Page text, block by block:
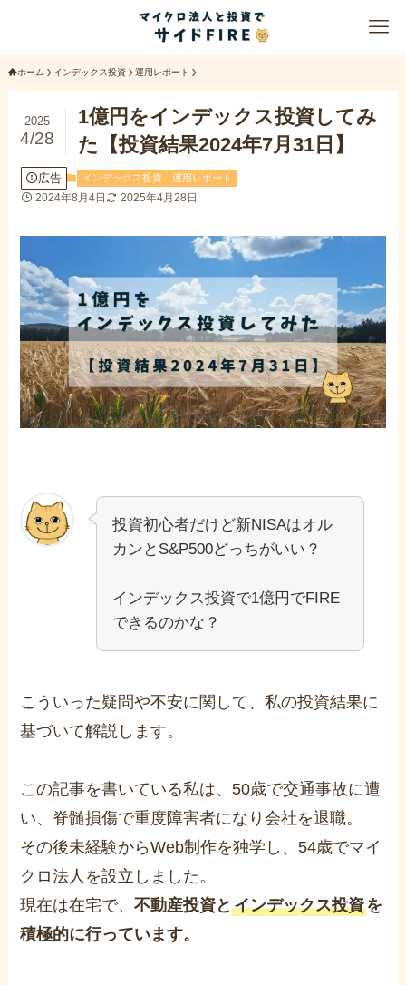
ホーム インデックス投資 運用レポート
1億円をインデックス投資してみ
た【投資結果2024年7月31日】
2025
4/28
広告 インデックス投資 運用レポート
2024年8月4日 2025年4月28日
投資初心者だけど新NISAはオル
カンとS&P500どっちがいい？
インデックス投資で1億円でFIRE
できるのかな？
こういった疑問や不安に関して、私の投資結果に
基づいて解説します。
この記事を書いている私は、50歳で交通事故に遭
い、脊髄損傷で重度障害者になり会社を退職。
その後未経験からWeb制作を独学し、54歳でマイ
クロ法人を設立しました。
現在は在宅で、不動産投資とインデックス投資を
積極的に行っています。